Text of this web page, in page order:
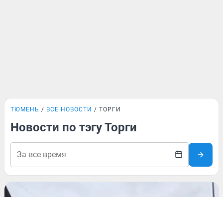
ТЮМЕНЬ ВСЕ НОВОСТИ ТОРГИ
Новости по тэгу Торги